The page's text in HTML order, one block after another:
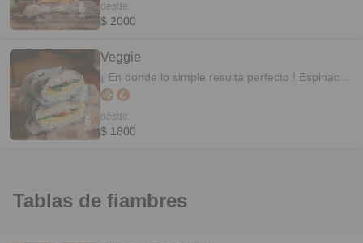
queso crema. 140 GR de fiambre y 140 GR de
desde
$ 2000
Veggie
¡ En donde lo simple resulta perfecto ! Espinaca
fresca, queso tybo con provenzal, tomates
desde
$ 1800
Tablas de fiambres